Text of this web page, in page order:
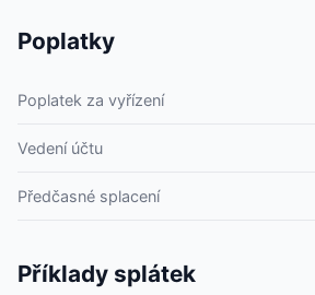
Poplatky
Poplatek za vyřízení
Vedení účtu
Předčasné splacení
Příklady splátek